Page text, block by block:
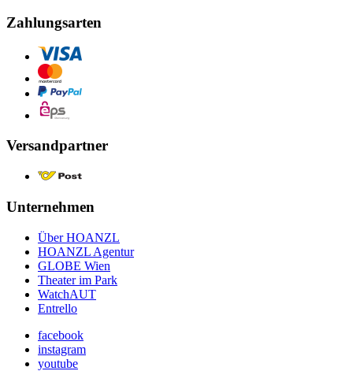
Zahlungsarten
Versandpartner
Unternehmen
Über HOANZL
HOANZL Agentur
GLOBE Wien
Theater im Park
WatchAUT
Entrello
facebook
instagram
youtube